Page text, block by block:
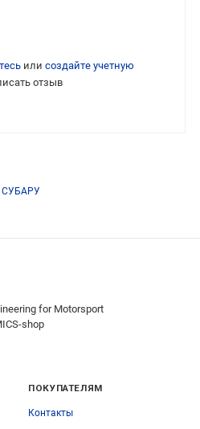
или создайте учетную
отзыв
СУБАРУ
for Motorsport
shop
ПОКУПАТЕЛЯМ
Контакты